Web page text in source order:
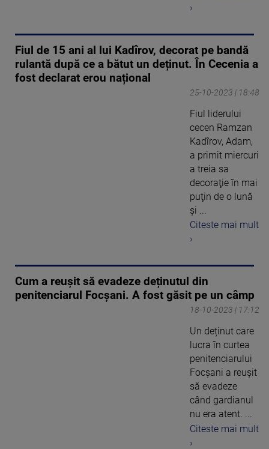
›
Fiul de 15 ani al lui Kadîrov, decorat pe bandă
rulantă după ce a bătut un deținut. În Cecenia a
fost declarat erou național
25-10-2023 | 18:48
Fiul liderului
cecen Ramzan
Kadîrov, Adam,
a primit miercuri
a treia sa
decoraţie în mai
puţin de o lună
şi ...
Citeste mai mult
›
Cum a reușit să evadeze deținutul din
penitenciarul Focșani. A fost găsit pe un câmp
18-10-2023 | 17:12
Un deținut care
lucra în curtea
penitenciarului
Focșani a reușit
să evadeze
când gardianul
nu era atent. ...
Citeste mai mult
›